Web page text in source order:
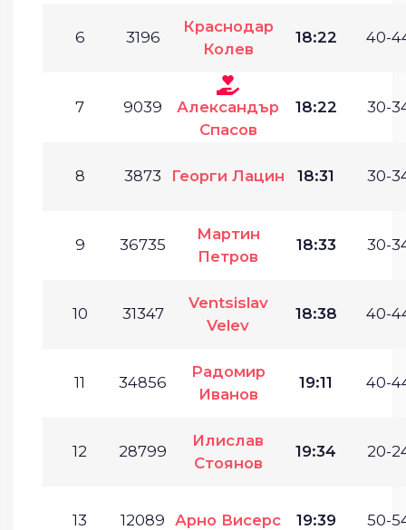
6 3196
Краснодар
Колев
18:22 40-
7 9039
Александър
Спасов
18:22 30-
8 3873 Георги Лацин 18:31 30-
9 36735
Мартин
Петров
18:33 30-
10 31347
Ventsislav
Velev
18:38 40-
11 34856
Радомир
Иванов
19:11 40-
12 28799
Илислав
Стоянов
19:34 20-
13 12089 Арно Висерс 19:39 50-